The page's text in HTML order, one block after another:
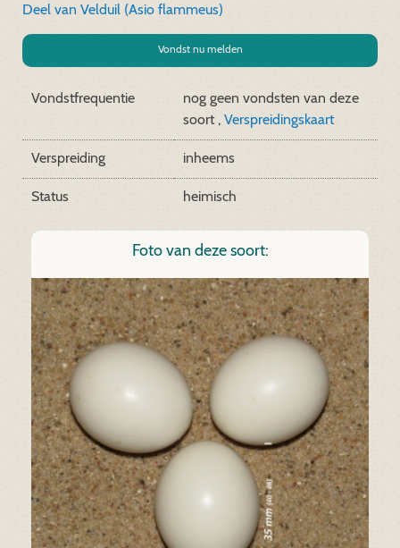
Deel van Velduil (Asio flammeus)
Vondst nu melden
Vondstfrequentie
nog geen vondsten van deze
soort , Verspreidingskaart
Verspreiding inheems
Status heimisch
Foto van deze soort: